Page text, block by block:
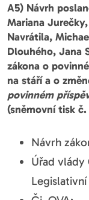
A5) Návrh
Mariana
Navrátila,
Dlouhého, Jana
zákona o
na stáří a o
povinném
(sněmovní tisk
Návrh
Úřad vlády